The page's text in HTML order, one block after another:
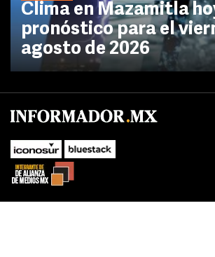
Clima en Mazamitla
pronóstico para el
agosto de 2026